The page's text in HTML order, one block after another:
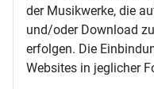
der Musikwerke, die
und/oder Download
erfolgen. Die
Websites in jeglicher